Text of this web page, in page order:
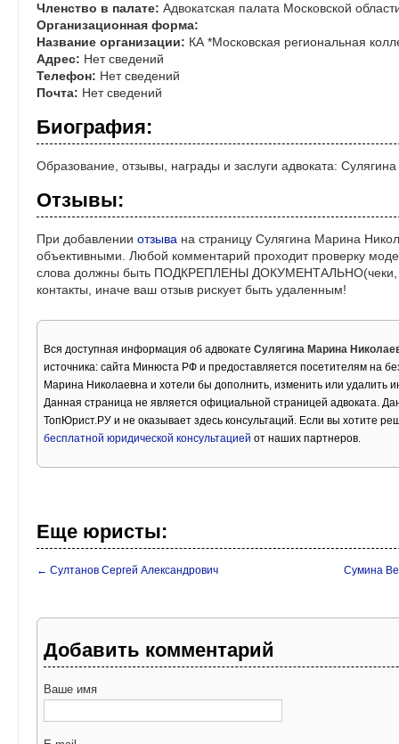
Членство в палате: Адвокатская палата Московской
Организационная форма:
Название организации: КА *Московская региональная
Адрес: Нет сведений
Телефон: Нет сведений
Почта: Нет сведений
Биография:
Образование, отзывы, награды и заслуги адвоката:
Отзывы:
При добавлении отзыва на страницу Сулягина Марина
объективными. Любой комментарий проходит проверку
слова должны быть ПОДКРЕПЛЕНЫ ДОКУМЕНТАЛЬНО(чеки,
контакты, иначе ваш отзыв рискует быть удаленным!
Вся доступная информация об адвокате Сулягина Марина
источника: сайта Минюста РФ и предоставляется посетителям на
Марина Николаевна и хотели бы дополнить, изменить или удалить
Данная страница не является официальной страницей адвоката.
ТопЮрист.РУ и не оказывает здесь консультаций. Если вы хотите
бесплатной юридической консультацией от наших партнеров.
Еще юристы:
← Султанов Сергей Александрович Сумина
Добавить комментарий
Ваше имя